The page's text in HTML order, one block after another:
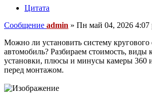
Цитата
Сообщение admin » Пн май 04, 2026 4:07
Можно ли установить систему кругового
автомобиль? Разбираем стоимость, виды
установки, плюсы и минусы камеры 360
перед монтажом.